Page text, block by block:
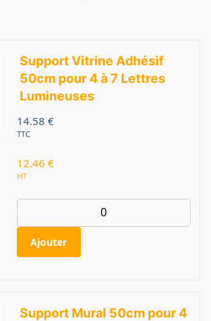
Support Vitrine Adhésif
50cm pour 4 à 7 Lettres
Lumineuses
14.58 €
TTC
12.46 €
HT
Ajouter
Support Mural 50cm pour 4